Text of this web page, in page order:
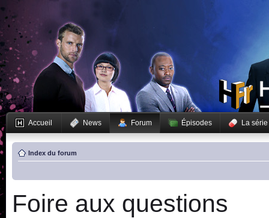
Accueil News Forum Épisodes La série
Index du forum
Foire aux questions